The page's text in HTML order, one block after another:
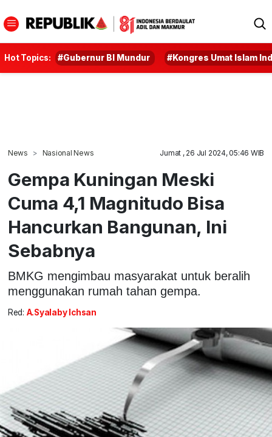
Hot Topics: #Gubernur BI Mundur #Kongres Umat Islam
News Nasional News Jumat , 26 Jul 2024, 05:46 WIB
Gempa Kuningan Meski
Cuma 4,1 Magnitudo Bisa
Hancurkan Bangunan, Ini
Sebabnya
BMKG mengimbau masyarakat untuk beralih
menggunakan rumah tahan gempa.
Red: A.Syalaby Ichsan